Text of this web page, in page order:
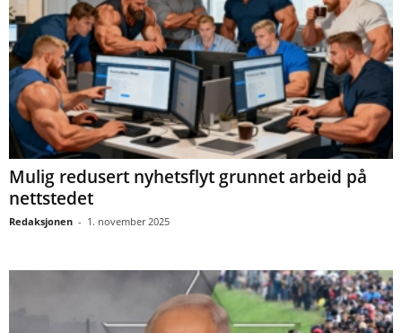
Mulig redusert nyhetsflyt grunnet arbeid på
nettstedet
Redaksjonen - 1. november 2025